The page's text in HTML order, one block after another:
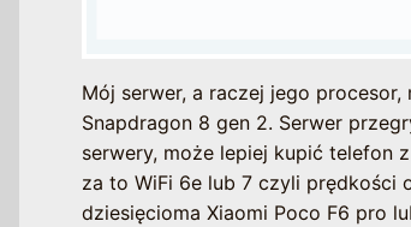
Mój serwer, a raczej jego
Snapdragon 8 gen 2. Serwer
serwery, może lepiej kupić telefon
za to WiFi 6e lub 7 czyli prędkości
dziesięcioma Xiaomi Poco F6 pro